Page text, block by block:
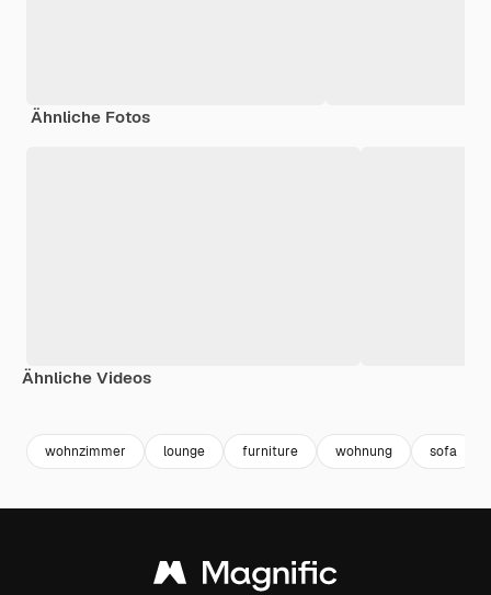
Ähnliche Fotos
Ähnliche Videos
wohnzimmer lounge furniture wohnung sofa